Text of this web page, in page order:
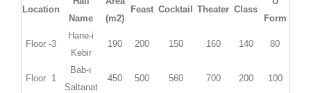
Location
Name
(m2)
Feast Cocktail Theater Class
Form
Floor -3
Hane-i
Kebir
190 200 150 160 140 80
Floor 1
Bab-ı
Saltanat
450 500 560 700 200 100